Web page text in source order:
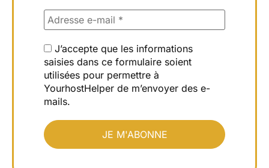
J’accepte que les informations
saisies dans ce formulaire soient
utilisées pour permettre à
YourhostHelper de m’envoyer des e-
mails.